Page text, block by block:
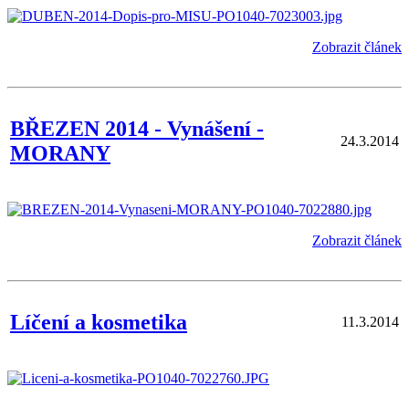
Zobrazit článek
BŘEZEN 2014 - Vynášení -
MORANY
24.3.2014
Zobrazit článek
Líčení a kosmetika 11.3.2014